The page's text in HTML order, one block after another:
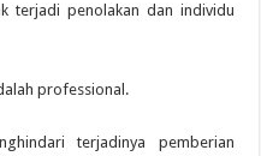
terjadi penolakan dan individu
professional.
terjadinya pemberian